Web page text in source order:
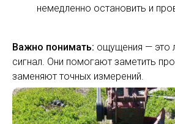
немедленно остановить и
Важно понимать: ощущения — это
сигнал. Они помогают заметить
заменяют точных измерений.